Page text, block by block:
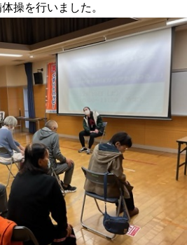
操を行いました。